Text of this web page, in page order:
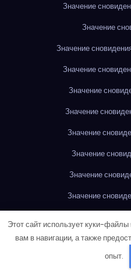
Значение
Значение
Значение
Значение
Значение
Значение
Значение
Значение
Значение
Значение
Значение
Значение сновидения: яркий
Этот сайт использует куки-
вам в навигации, а также
опыт.